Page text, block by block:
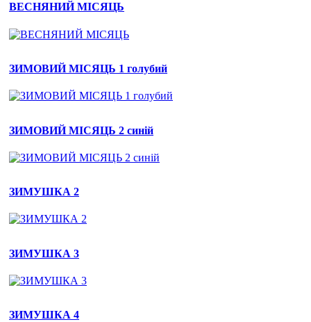
ВЕСНЯНИЙ МІСЯЦЬ
ЗИМОВИЙ МІСЯЦЬ 1 голубий
ЗИМОВИЙ МІСЯЦЬ 2 синій
ЗИМУШКА 2
ЗИМУШКА 3
ЗИМУШКА 4